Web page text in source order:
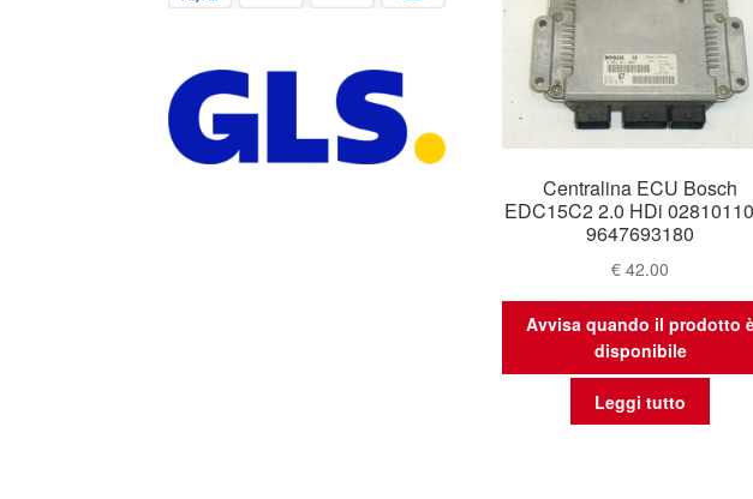
Centralina ECU Bosch
EDC15C2 2.0 HDi
9647693180
€ 42.00
Avvisa quando il prodotto
disponibile
Leggi tutto